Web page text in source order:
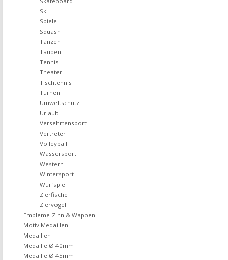
Ski
Spiele
Squash
Tanzen
Tauben
Tennis
Theater
Tischtennis
Turnen
Umweltschutz
Urlaub
Versehrtensport
Vertreter
Volleyball
Wassersport
Western
Wintersport
Wurfspiel
Zierfische
Ziervögel
Embleme-Zinn & Wappen
Motiv Medaillen
Medaillen
Medaille Ø 40mm
Medaille Ø 45mm